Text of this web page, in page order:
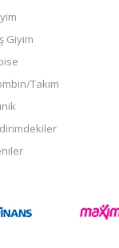
Giyim
Takım